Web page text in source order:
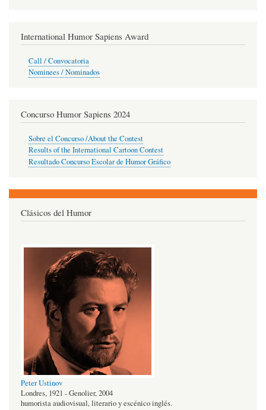
International Humor Sapiens Award
Call / Convocatoria
Nominees / Nominados
Concurso Humor Sapiens 2024
Sobre el Concurso /About the Contest
Results of the International Cartoon Contest
Resultado Concurso Escolar de Humor Gráfico
Clásicos del Humor
Peter Ustinov
Londres, 1921 - Genolier, 2004
humorista audiovisual, literario y escénico inglés.